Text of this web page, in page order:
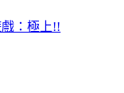
戲：極上!!